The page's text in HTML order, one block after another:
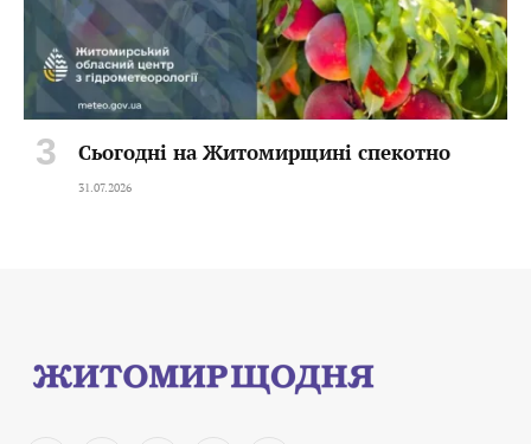
Сьогодні на Житомирщині спекотно
31.07.2026